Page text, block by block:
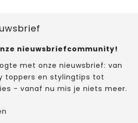
nieuwsbriefcommunity!
met onze nieuwsbrief: van
toppers en stylingtips tot
- vanaf nu mis je niets meer.